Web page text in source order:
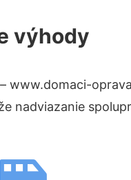
výhody
www.domaci-
nadviazanie